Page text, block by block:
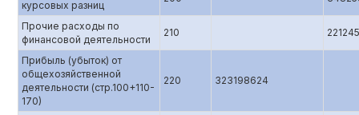
курсовых разниц
Прочие расходы по
финансовой деятельности
210
Прибыль (убыток) от
общехозяйственной
деятельности (стр.100+110-
170)
220 323198624